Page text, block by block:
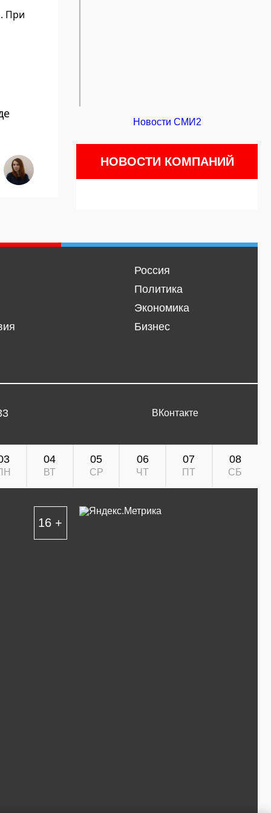
При
Новости СМИ2
НОВОСТИ КОМПАНИЙ
Россия
Политика
Экономика
Бизнес
ВКонтакте
04
ВТ
05
СР
06
ЧТ
07
ПТ
08
СБ
16 +